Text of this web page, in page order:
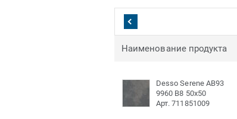
Наименование продукта
Desso Serene AB93
9960 B8 50x50
Арт. 711851009